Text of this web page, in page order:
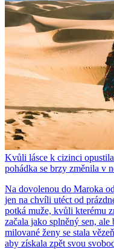
Kvůli lásce k cizinci
pohádka se brzy změnila v
Na dovolenou do Maroka
jen na chvíli utéct od
potká muže, kvůli kterému
začala jako splněný sen,
milované ženy se stala
aby získala zpět svou